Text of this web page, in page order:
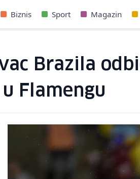
Biznis Sport Magazin
Brazila
Flamengu